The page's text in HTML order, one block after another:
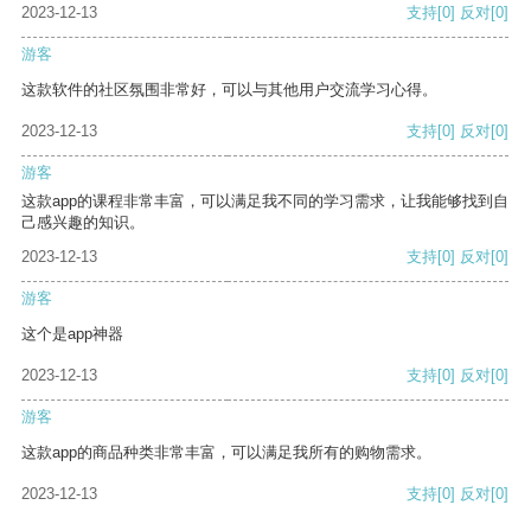
2023-12-13
支持[0] 反对[0]
游客
这款软件的社区氛围非常好，可以与其他用户交流学习心得。
2023-12-13 支持[0] 反对[0]
游客
这款app的课程非常丰富，可以满足我不同的学习需求，让我能够找到自
己感兴趣的知识。
2023-12-13
支持[0] 反对[0]
游客
这个是app神器
2023-12-13 支持[0] 反对[0]
游客
这款app的商品种类非常丰富，可以满足我所有的购物需求。
2023-12-13 支持[0] 反对[0]